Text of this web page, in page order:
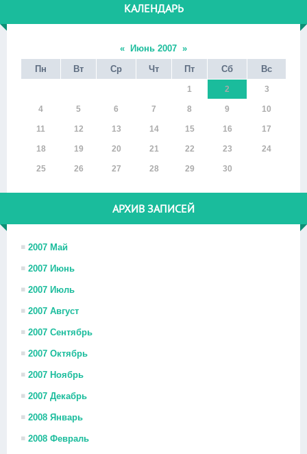
КАЛЕНДАРЬ
« Июнь 2007 »
Пн
Вт Ср Чт Пт Сб Вс
1 2 3
4 5 6 7 8 9 10
11 12 13 14 15 16 17
18 19 20 21 22 23 24
25 26 27 28 29 30
АРХИВ ЗАПИСЕЙ
2007 Май
2007 Июнь
2007 Июль
2007 Август
2007 Сентябрь
2007 Октябрь
2007 Ноябрь
2007 Декабрь
2008 Январь
2008 Февраль